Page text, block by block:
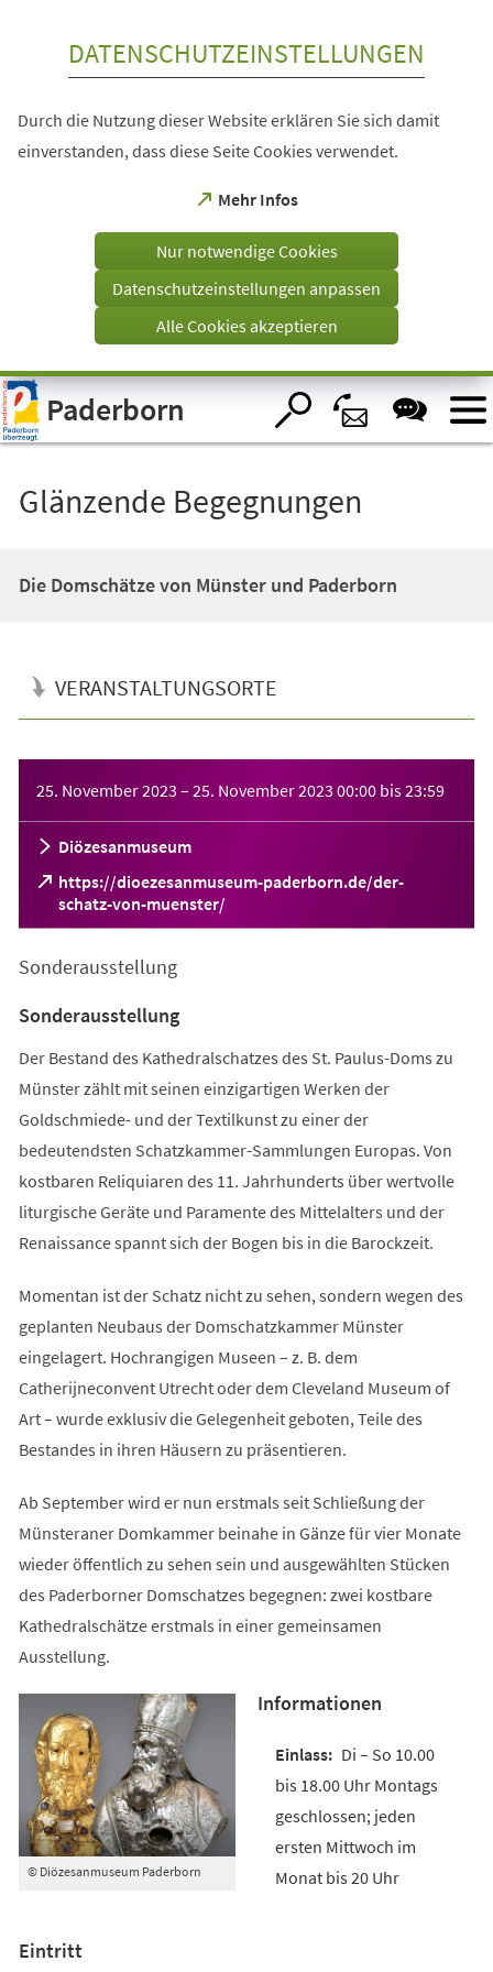
Visuelle
Assistenzsoftware
öffnen.
DATENSCHUTZEINSTELLUNGEN
Durch die Nutzung dieser Website erklären Sie sich damit
einverstanden, dass diese Seite Cookies verwendet.
Mehr Infos
(Öffnet
einem
Tab)
Nur notwendige Cookies
Datenschutzeinstellungen anpassen
Alle Cookies akzeptieren
Paderborn
Glänzende Begegnungen
Die Domschätze von Münster und Paderborn
VERANSTALTUNGSORTE
25. November 2023 – 25. November 2023 00:00 bis23:59
Diözesanmuseum
https://dioezesanmuseum-paderborn.de/der-
schatz-von-muenster/
(Öffnet
in
neuen
Sonderausstellung
Sonderausstellung
Der Bestand des Kathedralschatzes des St. Paulus-Doms zu
Münster zählt mit seinen einzigartigen Werken der
Goldschmiede- und der Textilkunst zu einer der
bedeutendsten Schatzkammer-Sammlungen Europas. Von
kostbaren Reliquiaren des 11. Jahrhunderts über wertvolle
liturgische Geräte und Paramente des Mittelalters und der
Renaissance spannt sich der Bogen bis in die Barockzeit.
Momentan ist der Schatz nicht zu sehen, sondern wegen des
geplanten Neubaus der Domschatzkammer Münster
eingelagert. Hochrangigen Museen – z. B. dem
Catherijneconvent Utrecht oder dem Cleveland Museum of
Art – wurde exklusiv die Gelegenheit geboten, Teile des
Bestandes in ihren Häusern zu präsentieren.
Ab September wird er nun erstmals seit Schließung der
Münsteraner Domkammer beinahe in Gänze für vier Monate
wieder öffentlich zu sehen sein und ausgewählten Stücken
des Paderborner Domschatzes begegnen: zwei kostbare
Kathedralschätze erstmals in einer gemeinsamen
Ausstellung.
© Diözesanmuseum Paderborn
Informationen
Di – So 10.00
bis 18.00 Uhr Montags
geschlossen; jeden
ersten Mittwoch im
Monat bis 20 Uhr
Eintritt